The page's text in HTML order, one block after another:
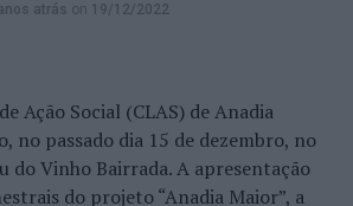
atrás on 19/12/2022
Ação Social (CLAS) de Anadia
no passado dia 15 de dezembro, no
do Vinho Bairrada. A apresentação
do projeto “Anadia Maior”, a